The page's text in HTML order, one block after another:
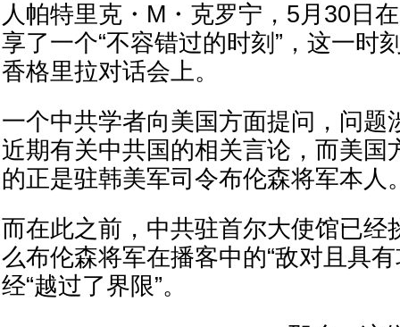
人帕特里克・M・克罗宁，5月30日
享了一个“不容错过的时刻”，这一时
香格里拉对话会上。
一个中共学者向美国方面提问，问题
近期有关中共国的相关言论，而美国
的正是驻韩美军司令布伦森将军本人
而在此之前，中共驻首尔大使馆已经
么布伦森将军在播客中的“敌对且具
经“越过了界限”。